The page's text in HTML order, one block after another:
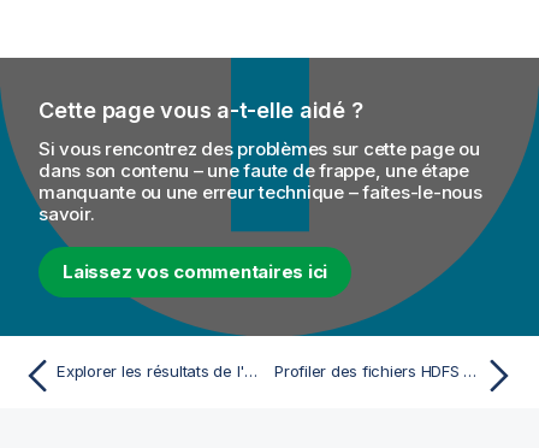
Cette page vous a-t-elle aidé ?
Si vous rencontrez des problèmes sur cette page ou
dans son contenu – une faute de frappe, une étape
manquante ou une erreur technique – faites-le-nous
savoir.
Laissez vos commentaires ici
Explorer les résultats de l'analyse de corrélation nominale Profiler des fichiers HDFS via Hive